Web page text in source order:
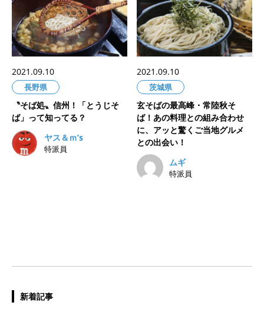
2021.09.10
長野県
〝そば処〟信州！「とうじそ
ば」って知ってる？
ヤス＆ｍ’s
特派員
2021.09.10
茨城県
玄そばの最高峰・常陸秋そ
ば！あの料理との組み合わせ
に、アッと驚くご当地グルメ
との出会い！
ムギ
特派員
新着記事